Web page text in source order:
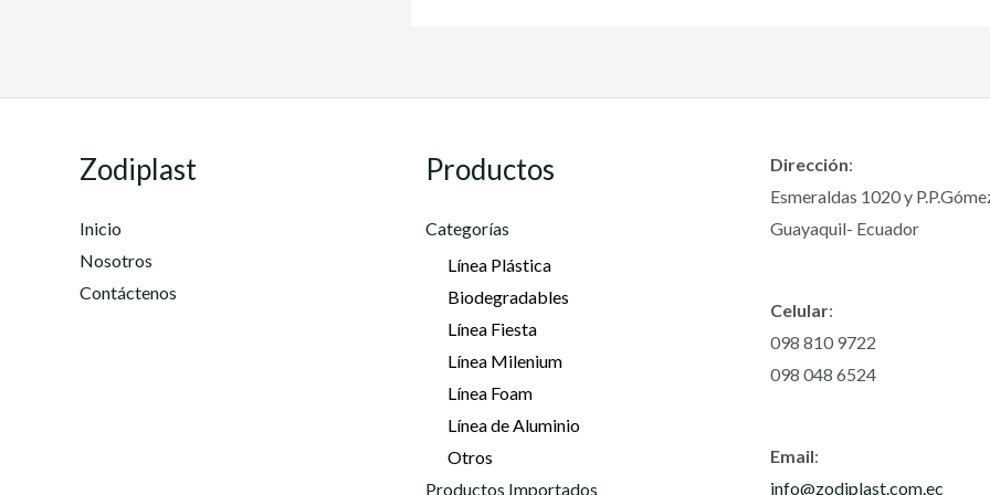
Zodiplast
Inicio
Nosotros
Contáctenos
Productos
Categorías
Línea Plástica
Biodegradables
Línea Fiesta
Línea Milenium
Línea Foam
Línea de Aluminio
Otros
Productos Importados
Dirección:
Esmeraldas 1020 y
Guayaquil- Ecuador
Celular:
098 810 9722
098 048 6524
Email:
info@zodiplast.com.ec